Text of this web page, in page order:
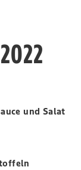
und Salat